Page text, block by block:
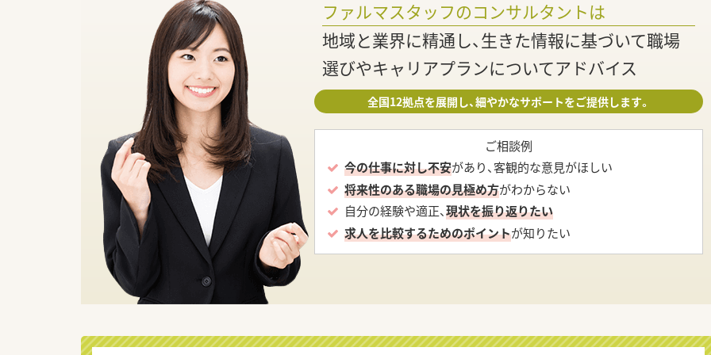
ファルマスタッフのコンサルタントは
地域と業界に精通し、生きた情報に基づいて職場
選びやキャリアプランについてアドバイス
全国12拠点を展開し、細やかなサポートをご提供します。
ご相談例
今の仕事に対し不安があり、客観的な意見がほしい
将来性のある職場の見極め方がわからない
自分の経験や適正、現状を振り返りたい
求人を比較するためのポイントが知りたい